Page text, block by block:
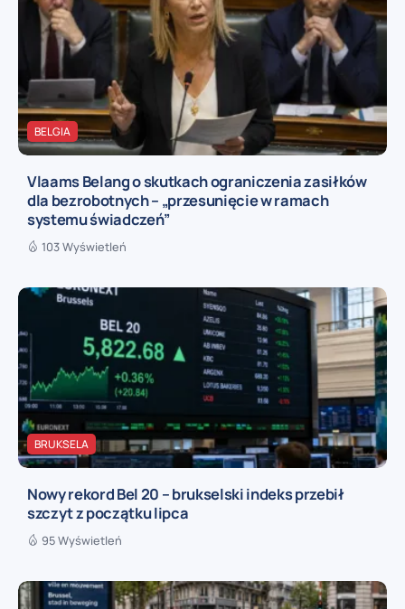
BELGIA
Vlaams Belang o skutkach ograniczenia zasiłków
dla bezrobotnych – „przesunięcie w ramach
systemu świadczeń”
103 Wyświetleń
BRUKSELA
Nowy rekord Bel 20 – brukselski indeks przebił
szczyt z początku lipca
95 Wyświetleń